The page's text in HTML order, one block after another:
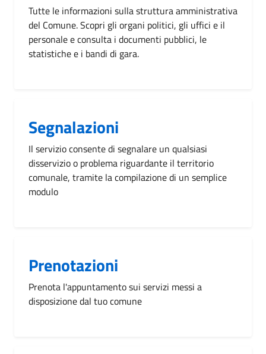
Tutte le informazioni sulla struttura amministrativa
del Comune. Scopri gli organi politici, gli uffici e il
personale e consulta i documenti pubblici, le
statistiche e i bandi di gara.
Segnalazioni
Il servizio consente di segnalare un qualsiasi
disservizio o problema riguardante il territorio
comunale, tramite la compilazione di un semplice
modulo
Prenotazioni
Prenota l'appuntamento sui servizi messi a
disposizione dal tuo comune